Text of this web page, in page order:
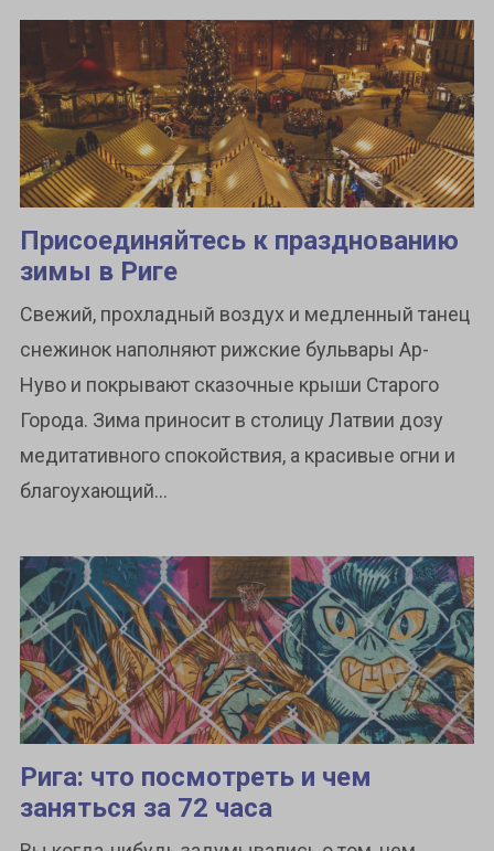
Присоединяйтесь к празднованию
зимы в Риге
Свежий, прохладный воздух и медленный танец
снежинок наполняют рижские бульвары Ар-
Нуво и покрывают сказочные крыши Старого
Города. Зима приносит в столицу Латвии дозу
медитативного спокойствия, а красивые огни и
благоухающий...
Рига: что посмотреть и чем
заняться за 72 часа